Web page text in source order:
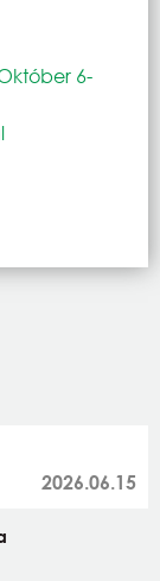
6-
2026.06.15